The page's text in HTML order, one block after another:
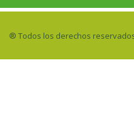
® Todos los derechos